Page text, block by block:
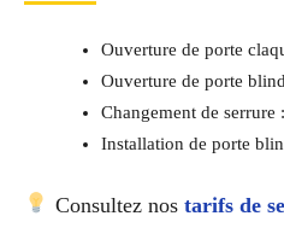
Ouverture de porte
Ouverture de porte
Changement de serrure
Installation de porte
Consultez nos tarifs de